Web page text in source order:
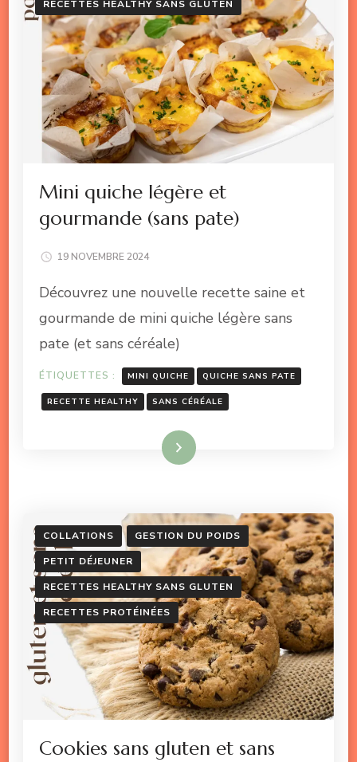
RECETTES HEALTHY SANS GLUTEN
Mini quiche légère et
gourmande (sans pate)
19 NOVEMBRE 2024
Découvrez une nouvelle recette saine et
gourmande de mini quiche légère sans
pate (et sans céréale)
ÉTIQUETTES : MINI QUICHE QUICHE SANS PATE
RECETTE HEALTHY SANS CÉRÉALE
Lire la suite
COLLATIONS
GESTION DU POIDS
PETIT DÉJEUNER
RECETTES HEALTHY SANS GLUTEN
RECETTES PROTÉINÉES
Cookies sans gluten et sans